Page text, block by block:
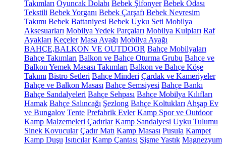
Takımları Oyuncak Dolabı Bebek Şifonyer Bebek Odası
Tekstili Bebek Yorganı Bebek Çarşafı Bebek Nevresim
Takımı Bebek Battaniyesi Bebek Uyku Seti Mobilya
Aksesuarları Mobilya Yedek Parçaları Mobilya Kulpları Raf
Ayakları Keçeler Masa Ayağı Mobilya Ayağı
BAHÇE,BALKON VE OUTDOOR Bahçe Mobilyaları
Bahçe Takımları Balkon ve Bahçe Oturma Grubu Bahçe ve
Balkon Yemek Masası Takımları Balkon ve Bahçe Köşe
Takımı Bistro Setleri Bahçe Minderi Çardak ve Kameriyeler
Bahçe ve Balkon Masası Bahçe Şemsiyesi Bahçe Bankı
Bahçe Sandalyeleri Bahçe Sehpası Bahçe Mobilya Kılıfları
Hamak Bahçe Salıncağı Şezlong Bahçe Koltukları Ahşap Ev
ve Bungalov Tente Prefabrik Evler Kamp Spor ve Outdoor
Kamp Malzemeleri Çadırlar Kamp Sandalyesi Uyku Tulumu
Sinek Kovucular Çadır Matı Kamp Masası Pusula Kampet
Kamp Duşu Isıtıcılar Kamp Çantası Şişme Yastık Magnezyum